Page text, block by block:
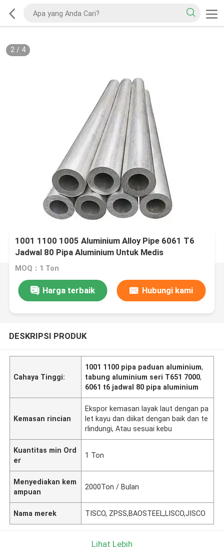
2/ 4
1001 1100 1005 Aluminium Alloy Pipe 6061 T6
Jadwal 80 Pipa Aluminium Untuk Medis
MOQ：1 Ton
Harga terbaik Hubungi kami
DESKRIPSI PRODUK
Cahaya Tinggi:
1001 1100 pipa paduan aluminium,
tabung aluminium seri T651 7000,
6061 t6 jadwal 80 pipa aluminium
Kemasan rincian
Ekspor kemasan layak laut dengan pa
let kayu dan diikat dengan baik dan te
rlindungi, Atau sesuai kebu
Kuantitas min Ord
er
1 Ton
Menyediakan kem
ampuan
2000Ton / Bulan
Nama merek TISCO, ZPSS,BAOSTEEL,LISCO,JISCO
Lihat Lebih